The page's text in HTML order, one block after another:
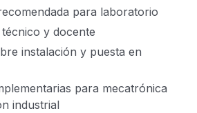
para laboratorio
y docente
instalación y puesta en
para mecatrónica
industrial